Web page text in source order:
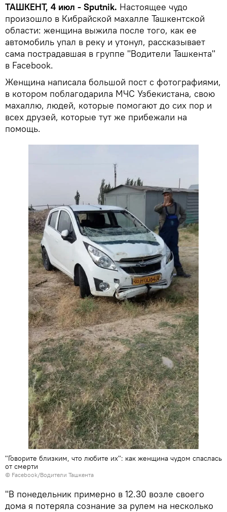
ТАШКЕНТ, 4 июл - Sputnik. Настоящее чудо
произошло в Кибрайской махалле Ташкентской
области: женщина выжила после того, как ее
автомобиль упал в реку и утонул, рассказывает
сама пострадавшая в группе "Водители Ташкента"
в Facebook.
Женщина написала большой пост с фотографиями,
в котором поблагодарила МЧС Узбекистана, свою
махаллю, людей, которые помогают до сих пор и
всех друзей, которые тут же прибежали на
помощь.
"Говорите близким, что любите их": как женщина чудом спаслась
от смерти
© Facebook/Водители Ташкента
"В понедельник примерно в 12.30 возле своего
дома я потеряла сознание за рулем на несколько